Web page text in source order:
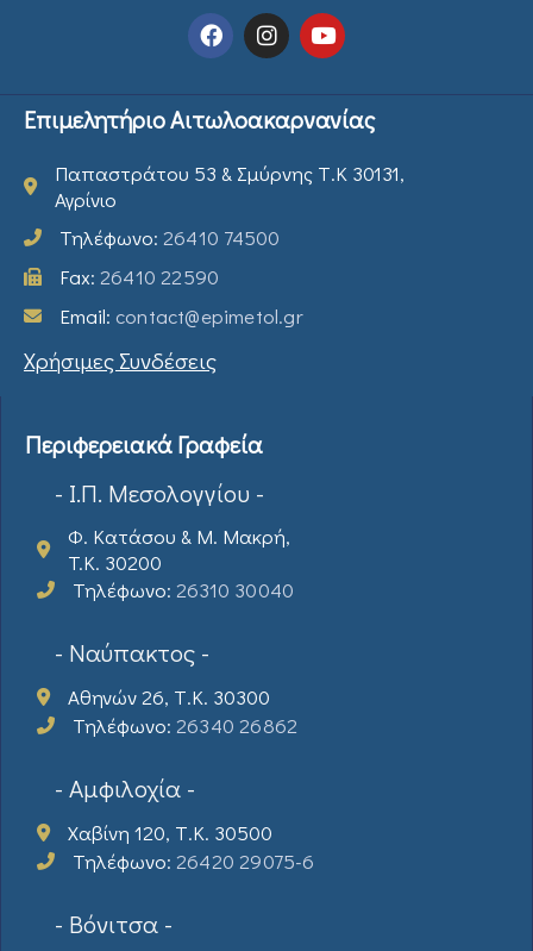
Επιμελητήριο Αιτωλοακαρνανίας
Παπαστράτου 53 & Σμύρνης Τ.Κ 30131,
Αγρίνιο
Τηλέφωνο: 26410 74500
Fax: 26410 22590
Email: contact@epimetol.gr
Χρήσιμες Συνδέσεις
Περιφερειακά Γραφεία
- Ι.Π. Μεσολογγίου -
Φ. Κατάσου & Μ. Μακρή,
T.K. 30200
Τηλέφωνο: 26310 30040
- Ναύπακτος -
Αθηνών 26, Τ.Κ. 30300
Τηλέφωνο: 26340 26862
- Αμφιλοχία -
Χαβίνη 120, Τ.Κ. 30500
Τηλέφωνο: 26420 29075-6
- Βόνιτσα -